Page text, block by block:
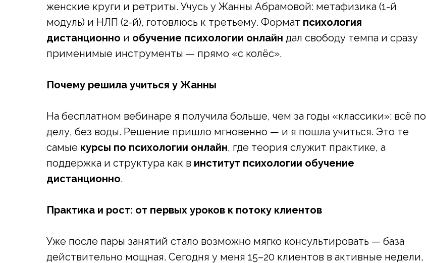
женские круги и ретриты. Учусь у Жанны Абрамовой: метафизика (1-й
модуль) и НЛП (2-й), готовлюсь к третьему. Формат психология
дистанционно и обучение психологии онлайн дал свободу темпа и сразу
применимые инструменты — прямо «с колёс».
Почему решила учиться у Жанны
На бесплатном вебинаре я получила больше, чем за годы «классики»: всё по
делу, без воды. Решение пришло мгновенно — и я пошла учиться. Это те
самые курсы по психологии онлайн, где теория служит практике, а
поддержка и структура как в институт психологии обучение
дистанционно.
Практика и рост: от первых уроков к потоку клиентов
Уже после пары занятий стало возможно мягко консультировать — база
действительно мощная. Сегодня у меня 15–20 клиентов в активные недели,